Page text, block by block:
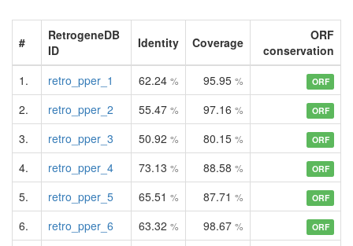
#
RetrogeneDB
ID
Identity Coverage
ORF
conservation
1.
retro_pper_1 62.24 % 95.95 % ORF
2. retro_pper_2 55.47 % 97.16 % ORF
3. retro_pper_3 50.92 % 80.15 % ORF
4. retro_pper_4 73.13 % 88.58 % ORF
5. retro_pper_5 65.51 % 87.71 % ORF
6. retro_pper_6 63.32 % 98.67 % ORF